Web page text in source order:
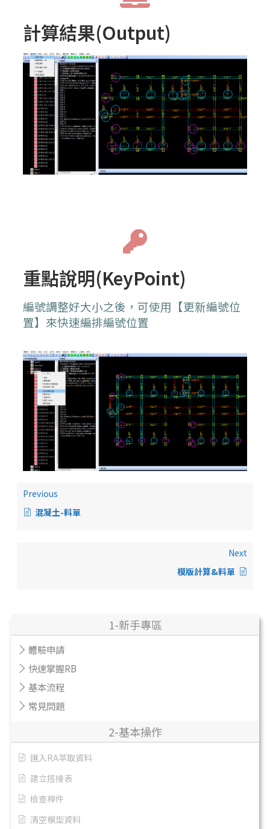
1-新手專區
體驗申請
快速掌握RB
基本流程
常見問題
2-基本操作
匯入RA萃取資料
建立搭接表
檢查桿件
清空模型資料
計算結果(Output)
重點說明(KeyPoint)
編號調整好大小之後，可使用【更新編號位
置】來快速編排編號位置
Previous
混凝土-料單
Next
模版計算&料單